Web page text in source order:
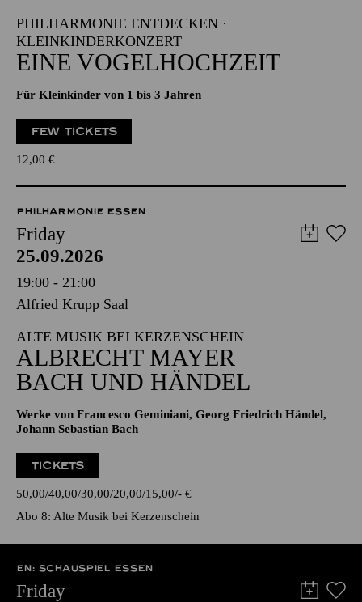
PHILHARMONIE ENTDECKEN ·
KLEINKINDERKONZERT
EINE VOGELHOCHZEIT
Für Kleinkinder von 1 bis 3 Jahren
FEW TICKETS
12,00 €
PHILHARMONIE ESSEN
Friday
25.09.2026
19:00 - 21:00
Alfried Krupp Saal
ALTE MUSIK BEI KERZENSCHEIN
ALBRECHT MAYER
BACH UND HÄNDEL
Werke von Francesco Geminiani, Georg Friedrich Händel,
Johann Sebastian Bach
TICKETS
50,00 40,00 30,00 20,00 15,00 - €
Abo 8: Alte Musik bei Kerzenschein
EN: SCHAUSPIEL ESSEN
Friday